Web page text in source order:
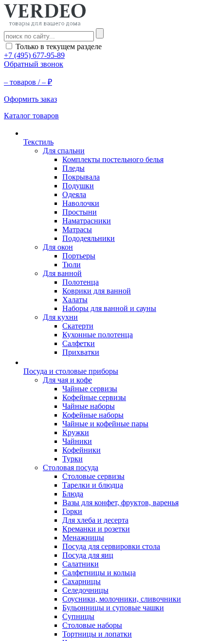
Только в текущем разделе
+7 (495) 677-95-89
Обратный звонок
– товаров /– ₽
Оформить заказ
Каталог товаров
Текстиль
Для спальни
Комплекты постельного белья
Пледы
Покрывала
Подушки
Одеяла
Наволочки
Простыни
Наматрасники
Матрасы
Пододеяльники
Для окон
Портьеры
Тюли
Для ванной
Полотенца
Коврики для ванной
Халаты
Наборы для ванной и сауны
Для кухни
Скатерти
Кухонные полотенца
Салфетки
Прихватки
Посуда и столовые приборы
Для чая и кофе
Чайные сервизы
Кофейные сервизы
Чайные наборы
Кофейные наборы
Чайные и кофейные пары
Кружки
Чайники
Кофейники
Турки
Столовая посуда
Столовые сервизы
Тарелки и блюдца
Блюда
Вазы для конфет, фруктов, варенья
Горки
Для хлеба и десерта
Креманки и розетки
Менажницы
Посуда для сервировки стола
Посуда для яиц
Салатники
Салфетницы и кольца
Сахарницы
Селедочницы
Соусники, молочники, сливочники
Бульонницы и суповые чашки
Супницы
Столовые наборы
Тортницы и лопатки